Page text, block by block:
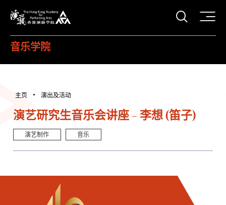
打开
音乐学院
主页 演出及活动
演艺研究生音乐会讲座 - 李想 (笛子)
演艺制作 音乐